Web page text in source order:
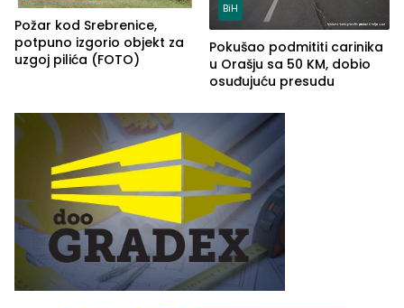
Požar kod Srebrenice,
potpuno izgorio objekt za
uzgoj pilića (FOTO)
BiH
Pokušao podmititi carinika
u Orašju sa 50 KM, dobio
osuđujuću presudu